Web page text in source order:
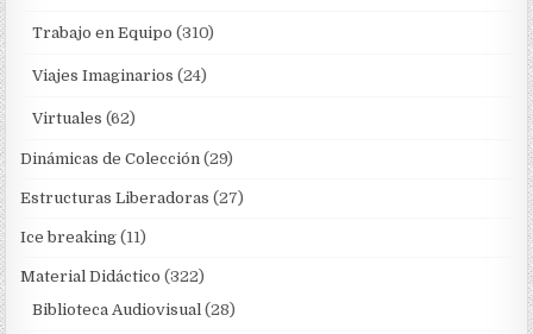
Trabajo en Equipo (310)
Viajes Imaginarios (24)
Virtuales (62)
Dinámicas de Colección (29)
Estructuras Liberadoras (27)
Ice breaking (11)
Material Didáctico (322)
Biblioteca Audiovisual (28)